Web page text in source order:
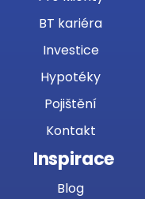
BT kariéra
Investice
Hypotéky
Pojištění
Kontakt
Inspirace
Blog